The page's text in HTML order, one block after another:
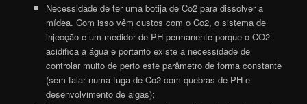
Necessidade de ter uma botija de Co2 para dissolver a
mídea. Com isso vêm custos com o Co2, o sistema de
injecção e um medidor de PH permanente porque o CO2
acidifica a água e portanto existe a necessidade de
controlar muito de perto este parâmetro de forma constante
(sem falar numa fuga de Co2 com quebras de PH e
desenvolvimento de algas);